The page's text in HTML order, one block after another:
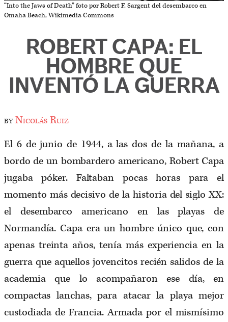
“Into the Jaws of Death” foto por Robert F. Sargent del desembarco en
Omaha Beach, Wikimedia Commons
ROBERT CAPA: EL
HOMBRE QUE
INVENTÓ LA GUERRA
byNicolás Ruiz
El 6 de junio de 1944, a las dos de la mañana, a
bordo de un bombardero americano, Robert Capa
jugaba póker. Faltaban pocas horas para el
momento más decisivo de la historia del siglo XX:
el desembarco americano en las playas de
Normandía. Capa era un hombre único que, con
apenas treinta años, tenía más experiencia en la
guerra que aquellos jovencitos recién salidos de la
academia que lo acompañaron ese día, en
compactas lanchas, para atacar la playa mejor
custodiada de Francia. Armada por el mismísimo